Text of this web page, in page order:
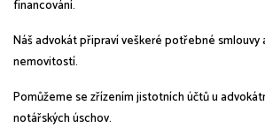
financování.
Náš advokát připraví veškeré potřebné
nemovitostí.
Pomůžeme se zřízenímjistotních účtů u
notářských úschov.